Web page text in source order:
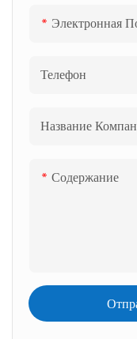
Электронная
Телефон
Название
Содержание